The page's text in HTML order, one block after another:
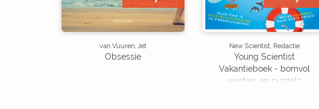
van Vuuren, Jet
Obsessie
New Scientist, Redactie
Young Scientist
Vakantieboek - bomvol
weetjes en puzzels